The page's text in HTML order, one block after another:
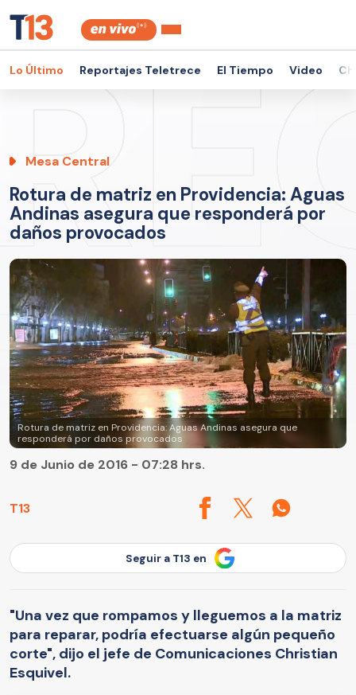
Lo Último Reportajes Teletrece El Tiempo Video
Mesa Central
Rotura de matriz en Providencia: Aguas
Andinas asegura que responderá por
daños provocados
Rotura de matriz en Providencia: Aguas Andinas asegura que
responderá por daños provocados
T13
9 de Junio de 2016 - 07:28 hrs.
Seguir a T13 en
"Una vez que rompamos y lleguemos a la matriz
para reparar, podría efectuarse algún pequeño
corte", dijo el jefe de Comunicaciones Christian
Esquivel.